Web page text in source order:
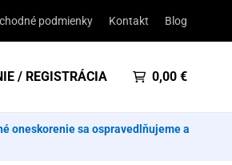
podmienky Kontakt Blog
/ REGISTRÁCIA 0,00 €
oneskorenie sa ospravedlňujeme a